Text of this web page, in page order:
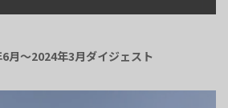
月～2024年3月ダイジェスト